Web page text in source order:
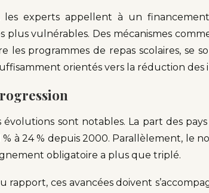
les experts appellent à un
plus vulnérables. Des mécanismes
les programmes de repas scolaires, se
orientés vers la réduction des
sont notables. La part des
% à 24 % depuis 2000. Parallèlement, le
obligatoire a plus que triplé.
rapport, ces avancées doivent